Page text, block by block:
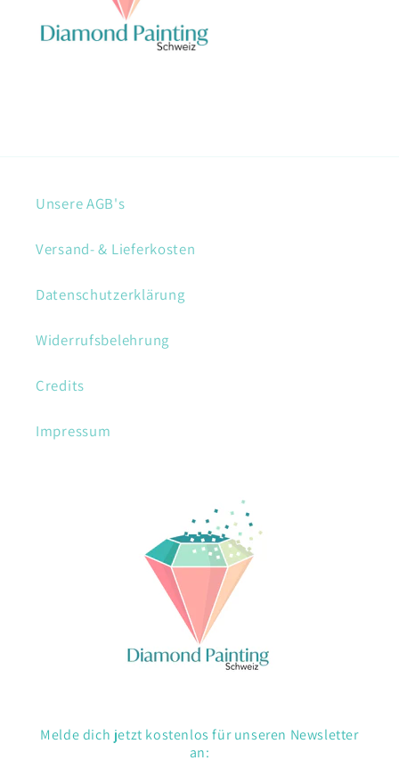
Unsere AGB's
Versand- & Lieferkosten
Datenschutzerklärung
Widerrufsbelehrung
Credits
Impressum
Melde dich jetzt kostenlos für unseren Newsletter
an: